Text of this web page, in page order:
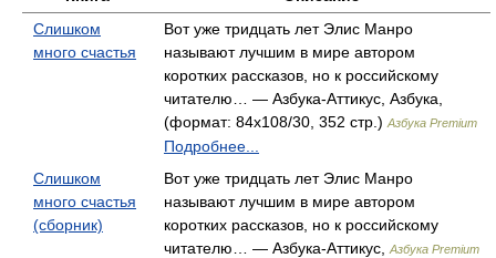
Слишком
много счастья
Вот уже тридцать лет Элис Манро
называют лучшим в мире автором
коротких рассказов, но к российскому
читателю… — Азбука-Аттикус, Азбука,
(формат: 84x108/30, 352 стр.) Азбука Premium
Подробнее...
Слишком
много счастья
(сборник)
Вот уже тридцать лет Элис Манро
называют лучшим в мире автором
коротких рассказов, но к российскому
читателю… — Азбука-Аттикус,
Азбука Premium